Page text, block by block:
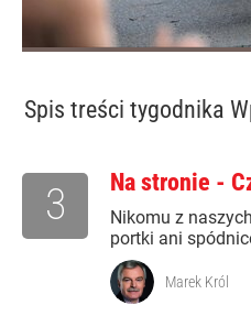
Spis treści tygodnika
Na stronie -
Nikomu z
portki ani
3
Marek Król